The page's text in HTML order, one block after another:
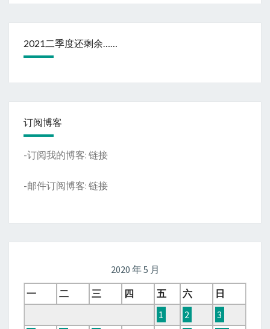
2021二季度还剩余……
订阅博客
-订阅我的博客: 链接
-邮件订阅博客: 链接
2020 年 5 月
一
二 三 四 五 六
日
1
2
3